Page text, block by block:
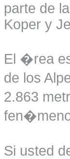
parte de
Koper y
El �rea
de los
2.863
Si usted